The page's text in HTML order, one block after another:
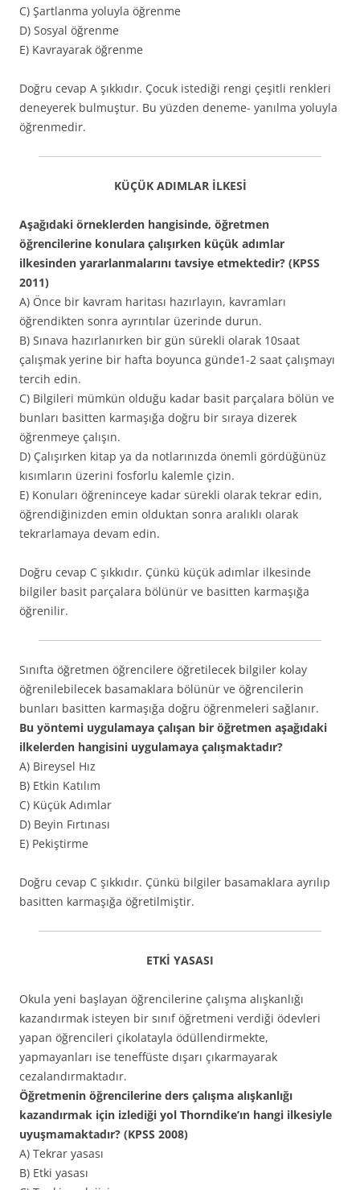
C) Şartlanma yoluyla öğrenme
D) Sosyal öğrenme
E) Kavrayarak öğrenme
Doğru cevap A şıkkıdır. Çocuk istediği rengi çeşitli renkleri
deneyerek bulmuştur. Bu yüzden deneme- yanılma yoluyla
öğrenmedir.
KÜÇÜK ADIMLAR İLKESİ
Aşağıdaki örneklerden hangisinde, öğretmen
öğrencilerine konulara çalışırken küçük adımlar
ilkesinden yararlanmalarını tavsiye etmektedir? (KPSS
2011)
A) Önce bir kavram haritası hazırlayın, kavramları
öğrendikten sonra ayrıntılar üzerinde durun.
B) Sınava hazırlanırken bir gün sürekli olarak 10saat
çalışmak yerine bir hafta boyunca günde1-2 saat çalışmayı
tercih edin.
C) Bilgileri mümkün olduğu kadar basit parçalara bölün ve
bunları basitten karmaşığa doğru bir sıraya dizerek
öğrenmeye çalışın.
D) Çalışırken kitap ya da notlarınızda önemli gördüğünüz
kısımların üzerini fosforlu kalemle çizin.
E) Konuları öğreninceye kadar sürekli olarak tekrar edin,
öğrendiğinizden emin olduktan sonra aralıklı olarak
tekrarlamaya devam edin.
Doğru cevap C şıkkıdır. Çünkü küçük adımlar ilkesinde
bilgiler basit parçalara bölünür ve basitten karmaşığa
öğrenilir.
Sınıfta öğretmen öğrencilere öğretilecek bilgiler kolay
öğrenilebilecek basamaklara bölünür ve öğrencilerin
bunları basitten karmaşığa doğru öğrenmeleri sağlanır.
Bu yöntemi uygulamaya çalışan bir öğretmen aşağıdaki
ilkelerden hangisini uygulamaya çalışmaktadır?
A) Bireysel Hız
B) Etkin Katılım
C) Küçük Adımlar
D) Beyin Fırtınası
E) Pekiştirme
Doğru cevap C şıkkıdır. Çünkü bilgiler basamaklara ayrılıp
basitten karmaşığa öğretilmiştir.
ETKİ YASASI
Okula yeni başlayan öğrencilerine çalışma alışkanlığı
kazandırmak isteyen bir sınıf öğretmeni verdiği ödevleri
yapan öğrencileri çikolatayla ödüllendirmekte,
yapmayanları ise teneffüste dışarı çıkarmayarak
cezalandırmaktadır.
Öğretmenin öğrencilerine ders çalışma alışkanlığı
kazandırmak için izlediği yol Thorndike’ın hangi ilkesiyle
uyuşmamaktadır? (KPSS 2008)
A) Tekrar yasası
B) Etki yasası